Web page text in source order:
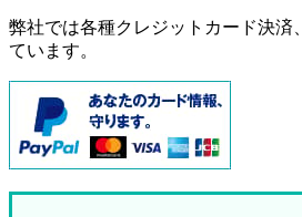
弊社では各種クレジットカード決済
ています。